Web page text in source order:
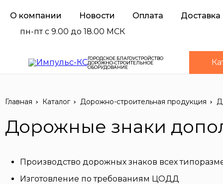
О компании Новости Оплата
Доставка
пн-пт с 9.00 до 18.00 МСК
ГОРОДСКОЕ БЛАГОУСТРОЙСТВО
ДОРОЖНО-СТРОИТЕЛЬНОЕ
ОБОРУДОВАНИЕ
Главная Каталог Дорожно-строительная продукция
Дорожные знаки
Производство дорожных знаков всех
Изготовление по требованиям ЦОДД